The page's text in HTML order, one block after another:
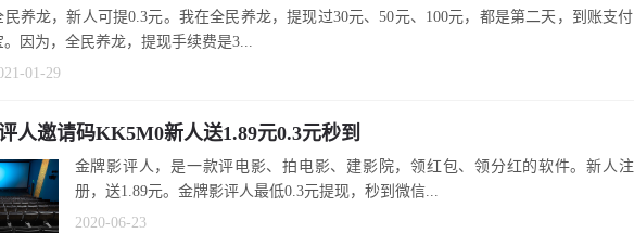
民养龙，新人可提0.3元。我在全民养龙，提现过30元、50元、100元，都是第二天，到账支付
。因为，全民养龙，提现手续费是3...
01-29
人邀请码KK5M0新人送1.89元0.3元秒到
金牌影评人，是一款评电影、拍电影、建影院，领红包、领分红的软件。新人注
册，送1.89元。金牌影评人最低0.3元提现，秒到微信...
2020-06-23